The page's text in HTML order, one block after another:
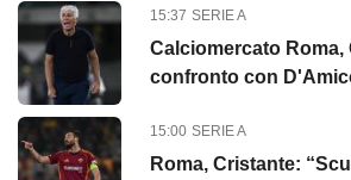
15:37 SERIE A
Calciomercato Roma,
confronto con
15:00 SERIE A
Roma, Cristante: